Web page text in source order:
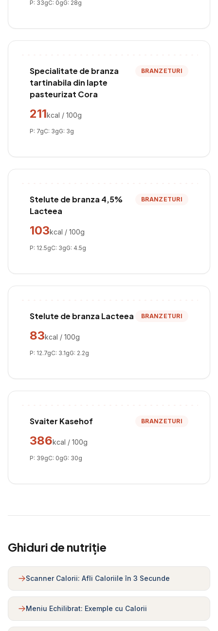
P: 33gC: 0gG: 28g
Specialitate de branza
tartinabila din lapte
pasteurizat Cora
BRANZETURI
211kcal / 100g
P: 7gC: 3gG: 3g
Stelute de branza 4,5%
Lacteea
BRANZETURI
103kcal / 100g
P: 12.5gC: 3gG: 4.5g
Stelute de branza Lacteea BRANZETURI
83kcal / 100g
P: 12.7gC: 3.1gG: 2.2g
Svaiter Kasehof BRANZETURI
386kcal / 100g
P: 39gC: 0gG: 30g
Ghiduri de nutriție
Scanner Calorii: Afli Caloriile în 3 Secunde
Meniu Echilibrat: Exemple cu Calorii